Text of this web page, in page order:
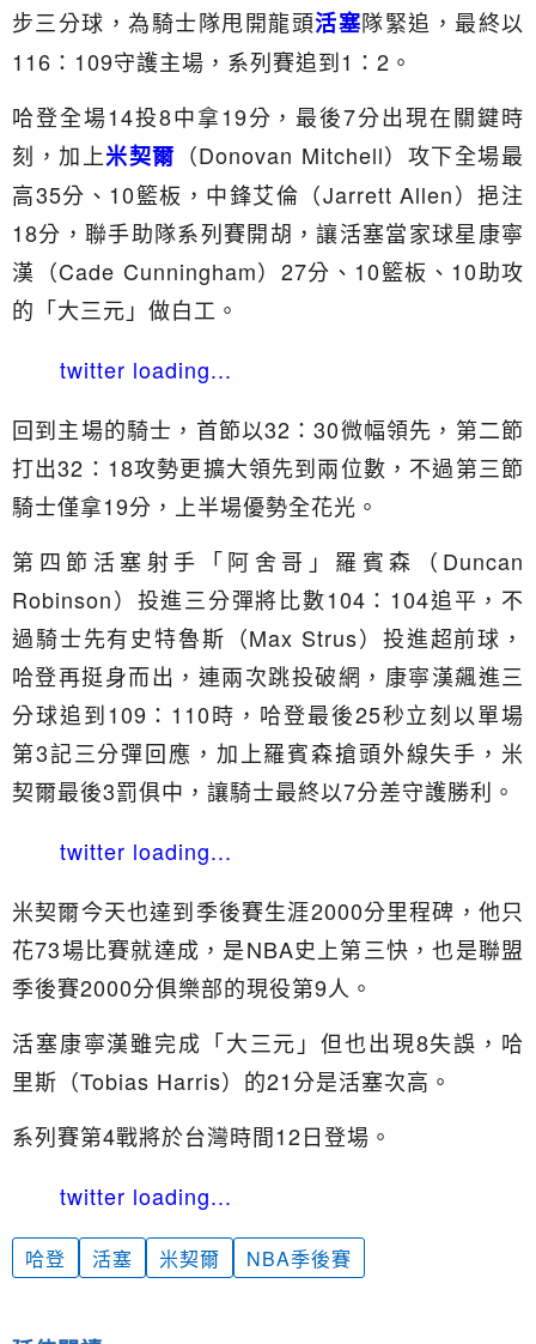
步三分球，為騎士隊甩開龍頭活塞隊緊追，最終以
116：109守護主場，系列賽追到1：2。
哈登全場14投8中拿19分，最後7分出現在關鍵時
刻，加上米契爾 （Donovan Mitchell）攻下全場最
高35分、10籃板，中鋒艾倫（Jarrett Allen）挹注
18分，聯手助隊系列賽開胡，讓活塞當家球星康寧
漢（Cade Cunningham）27分、10籃板、10助攻
的「大三元」做白工。
twitter loading...
回到主場的騎士，首節以32：30微幅領先，第二節
打出32：18攻勢更擴大領先到兩位數，不過第三節
騎士僅拿19分，上半場優勢全花光。
第四節活塞射手「阿舍哥」羅賓森（Duncan
Robinson）投進三分彈將比數104：104追平，不
過騎士先有史特魯斯（Max Strus）投進超前球，
哈登再挺身而出，連兩次跳投破網，康寧漢飆進三
分球追到109：110時，哈登最後25秒立刻以單場
第3記三分彈回應，加上羅賓森搶頭外線失手，米
契爾最後3罰俱中，讓騎士最終以7分差守護勝利。
twitter loading...
米契爾今天也達到季後賽生涯2000分里程碑，他只
花73場比賽就達成，是NBA史上第三快，也是聯盟
季後賽2000分俱樂部的現役第9人。
活塞康寧漢雖完成「大三元」但也出現8失誤，哈
里斯（Tobias Harris）的21分是活塞次高。
系列賽第4戰將於台灣時間12日登場。
twitter loading...
哈登 活塞 米契爾 NBA季後賽